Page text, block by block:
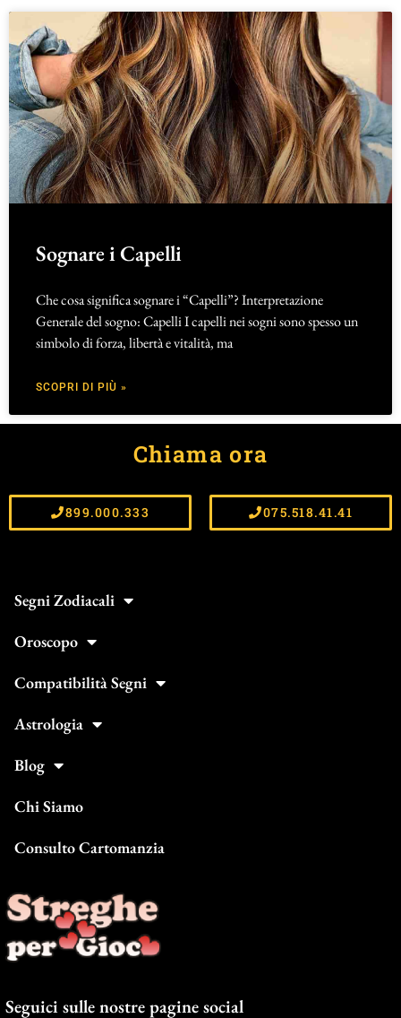
Sognare i Capelli
Che cosa significa sognare i “Capelli”? Interpretazione
Generale del sogno: Capelli I capelli nei sogni sono spesso un
simbolo di forza, libertà e vitalità, ma
SCOPRI DI PIÙ »
Chiama ora
899.000.333 075.518.41.41
Segni Zodiacali
Oroscopo
Compatibilità Segni
Astrologia
Blog
Chi Siamo
Consulto Cartomanzia
Seguici sulle nostre pagine social